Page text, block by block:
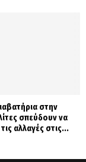
στην
σπεύδουν να
αλλαγές στις...